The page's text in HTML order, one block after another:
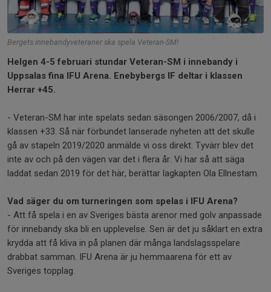
Bergets innebandyveteraner ska spela Veteran-SM!
Helgen 4-5 februari stundar Veteran-SM i innebandy i
Uppsalas fina IFU Arena. Enebybergs IF deltar i klassen
Herrar +45.
- Veteran-SM har inte spelats sedan säsongen 2006/2007, då i
klassen +33. Så när förbundet lanserade nyheten att det skulle
gå av stapeln 2019/2020 anmälde vi oss direkt. Tyvärr blev det
inte av och på den vägen var det i flera år. Vi har så att säga
laddat sedan 2019 för det här, berättar lagkapten Ola Ellnestam.
Vad säger du om turneringen som spelas i IFU Arena?
- Att få spela i en av Sveriges bästa arenor med golv anpassade
för innebandy ska bli en upplevelse. Sen är det ju såklart en extra
krydda att få kliva in på planen där många landslagsspelare
drabbat samman. IFU Arena är ju hemmaarena för ett av
Sveriges topplag.